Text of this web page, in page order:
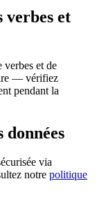
verbes et
verbes et de
— vérifiez
pendant la
via
notre politique